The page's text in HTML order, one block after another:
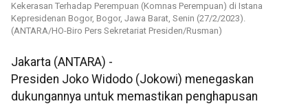
Kekerasan Terhadap Perempuan (Komnas Perempuan) di Istana
Kepresidenan Bogor, Bogor, Jawa Barat, Senin (27/2/2023).
(ANTARA/HO-Biro Pers Sekretariat Presiden/Rusman)
Jakarta (ANTARA) -
Presiden Joko Widodo (Jokowi) menegaskan
dukungannya untuk memastikan penghapusan